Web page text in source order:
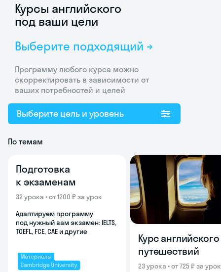
Курсы английского
под ваши цели
Выберите подходящий →
Программу любого курса можно
скорректировать в зависимости от
ваших потребностей и целей
Выберите цель и уровень
По темам
Подготовка
к экзаменам
32 урока • от 1200 ₽ за урок
Адаптируем программу
под нужный вам экзамен: IELTS,
TOEFL, FCE, CAE и другие
Курс
путешествий
23 урока • от 725 ₽ за урок